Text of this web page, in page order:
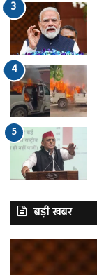
बड़ी खबर